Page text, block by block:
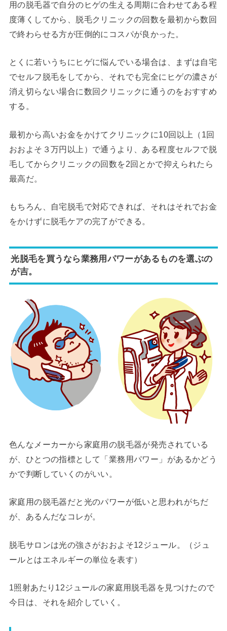
用の脱毛器で自分のヒゲの生える周期に合わせてある程
度薄くしてから、脱毛クリニックの回数を最初から数回
で終わらせる方が圧倒的にコスパが良かった。
とくに若いうちにヒゲに悩んでいる場合は、まずは自宅
でセルフ脱毛をしてから、それでも完全にヒゲの濃さが
消え切らない場合に数回クリニックに通うのをおすすめ
する。
最初から高いお金をかけてクリニックに10回以上（1回
おおよそ３万円以上）で通うより、ある程度セルフで脱
毛してからクリニックの回数を2回とかで抑えられたら
最高だ。
もちろん、自宅脱毛で対応できれば、それはそれでお金
をかけずに脱毛ケアの完了ができる。
光脱毛を買うなら業務用パワーがあるものを選ぶの
が吉。
色んなメーカーから家庭用の脱毛器が発売されている
が、ひとつの指標として「業務用パワー」があるかどう
かで判断していくのがいい。
家庭用の脱毛器だと光のパワーが低いと思われがちだ
が、あるんだなコレが。
脱毛サロンは光の強さがおおよそ12ジュール。（ジュ
ールとはエネルギーの単位を表す）
1照射あたり12ジュールの家庭用脱毛器を見つけたので
今日は、それを紹介していく。